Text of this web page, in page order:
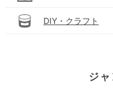
DIY・クラフト
ジ